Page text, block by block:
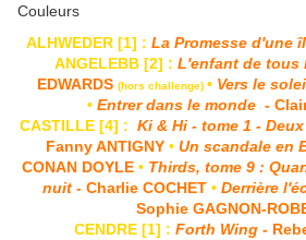
ALHWEDER [1] : La Promesse d'une
ANGELEBB [2] : L'enfant de tous
EDWARDS (hors challenge) • Vers le
• Entrer dans le monde-
CASTILLE [4] : Ki & Hi - tome 1 -
Fanny ANTIGNY• Un scandale en
CONAN DOYLE • Thirds, tome 9 :
nuit - Charlie COCHET • Derrière
Sophie GAGNON-
CENDRE [1] : Forth Wing -